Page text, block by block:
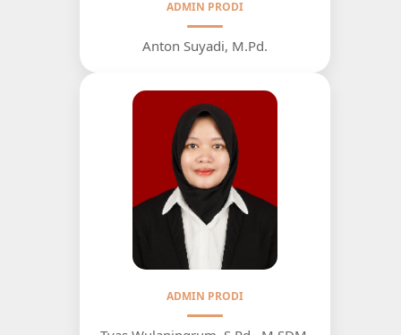
ADMIN PRODI
Anton Suyadi, M.Pd.
ADMIN PRODI